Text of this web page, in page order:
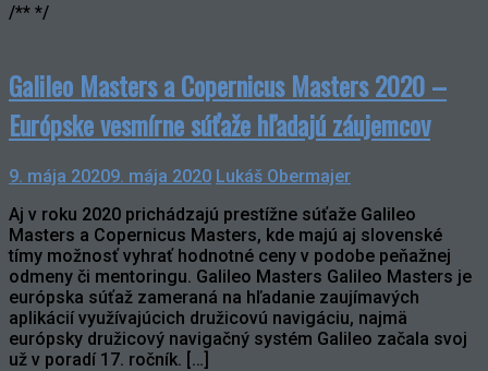
/** */
Galileo Masters a Copernicus Masters 2020 –
Európske vesmírne súťaže hľadajú záujemcov
9. mája 20209. mája 2020 Lukáš Obermajer
Aj v roku 2020 prichádzajú prestížne súťaže Galileo
Masters a Copernicus Masters, kde majú aj slovenské
tímy možnosť vyhrať hodnotné ceny v podobe peňažnej
odmeny či mentoringu. Galileo Masters Galileo Masters je
európska súťaž zameraná na hľadanie zaujímavých
aplikácií využívajúcich družicovú navigáciu, najmä
európsky družicový navigačný systém Galileo začala svoj
už v poradí 17. ročník. […]